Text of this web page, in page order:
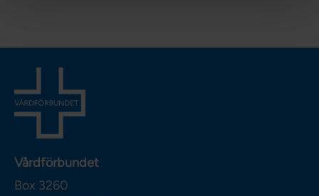
Vårdförbundet
Box 3260